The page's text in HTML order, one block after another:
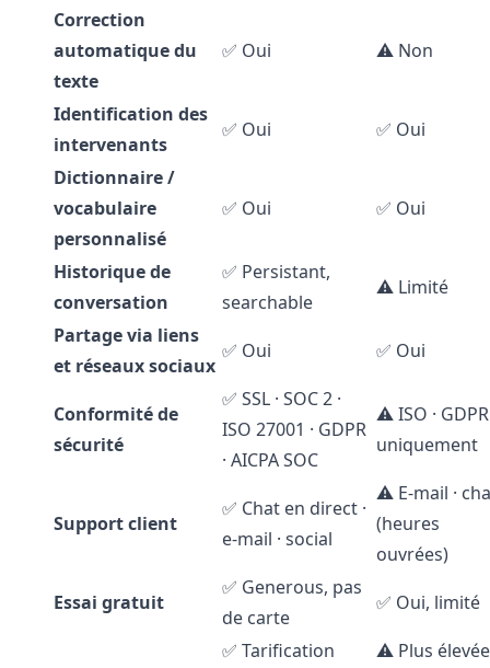
Correction
automatique du
texte
✅ Oui ⚠️ Non
Identification des
intervenants
✅ Oui
✅ Oui
Dictionnaire /
vocabulaire
personnalisé
✅ Oui ✅ Oui
Historique de
conversation
✅ Persistant,
searchable
⚠️ Limité
Partage via liens
et réseaux sociaux
✅ Oui ✅ Oui
Conformité de
sécurité
✅ SSL · SOC 2 ·
ISO 27001 · GDPR
· AICPA SOC
⚠️ ISO · GDPR
uniquement
Support client
✅ Chat en direct ·
e-mail · social
⚠️ E-mail ·
(heures
ouvrées)
Essai gratuit
✅ Generous, pas
de carte
✅ Oui, limité
✅ Tarification
⚠️ Plus